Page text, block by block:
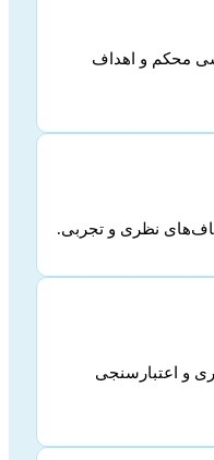
محکم و اهداف
نظری و تجربی.
و اعتبارسنجی